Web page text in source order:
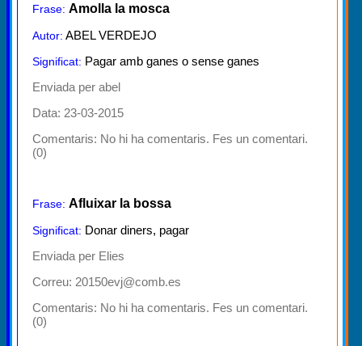
Frase: Amolla la mosca
Autor: ABEL VERDEJO
Significat: Pagar amb ganes o sense ganes
Enviada per abel
Data: 23-03-2015
Comentaris: No hi ha comentaris. Fes un comentari.
(0)
Frase: Afluixar la bossa
Significat: Donar diners, pagar
Enviada per Elies
Correu: 20150evj@comb.es
Comentaris: No hi ha comentaris. Fes un comentari.
(0)